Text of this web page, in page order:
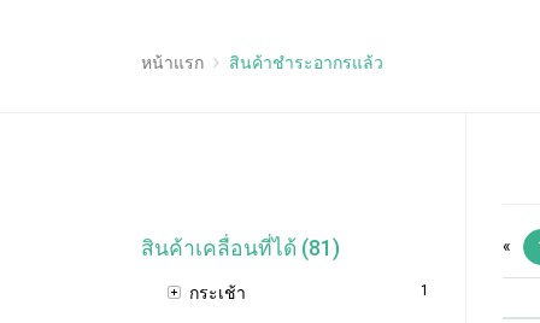
หน้าแรก สินค้าชำระอากรแล้ว
สินค้าเคลื่อนที่ได้ (81)
กระเช้า 1
«